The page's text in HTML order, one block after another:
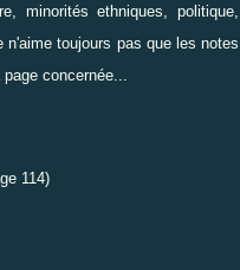
minorités ethniques, politique,
toujours pas que les notes
concernée...
114)